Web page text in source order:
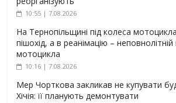
10:55 | 7.08.2026
На Тернопільщині під колеса
пішохід, а в реанімацію –
мотоцикла
10:16 | 7.08.2026
Мер Чорткова закликав не купувати
Хічія: її планують демонтувати